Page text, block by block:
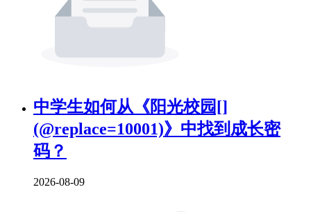
中学生如何从《阳光校园[]
(@replace=10001)》中找到成长密
码？
2026-08-09